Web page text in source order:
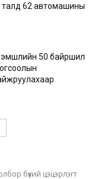
талд 62 автомашины
50 байршил